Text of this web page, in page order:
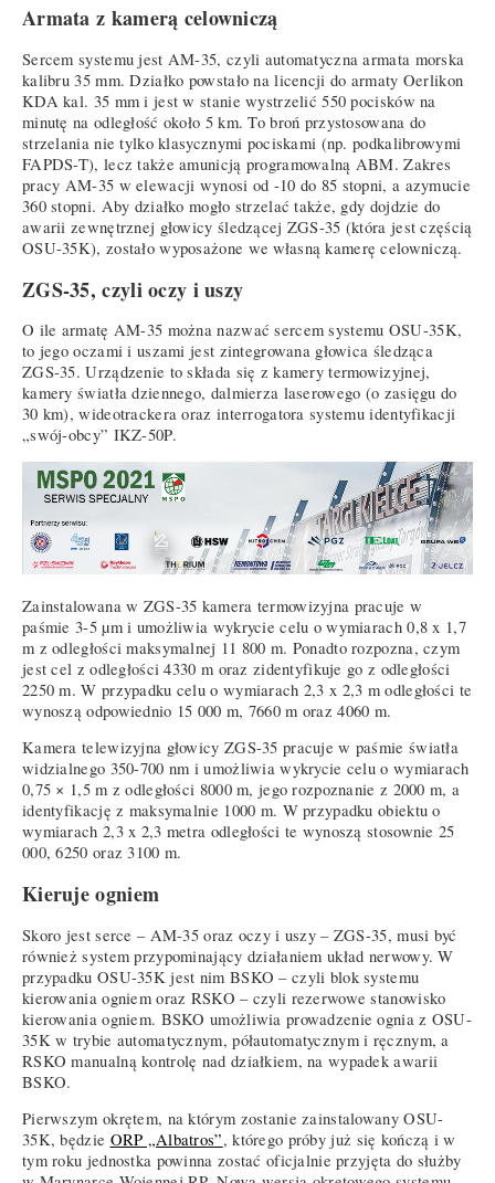
Armata z kamerą celowniczą
Sercem systemu jest AM-35, czyli automatyczna armata morska
kalibru 35 mm. Działko powstało na licencji do armaty Oerlikon
KDA kal. 35 mm i jest w stanie wystrzelić 550 pocisków na
minutę na odległość około 5 km. To broń przystosowana do
strzelania nie tylko klasycznymi pociskami (np. podkalibrowymi
FAPDS-T), lecz także amunicją programowalną ABM. Zakres
pracy AM-35 w elewacji wynosi od -10 do 85 stopni, a azymucie
360 stopni. Aby działko mogło strzelać także, gdy dojdzie do
awarii zewnętrznej głowicy śledzącej ZGS-35 (która jest częścią
OSU-35K), zostało wyposażone we własną kamerę celowniczą.
ZGS-35, czyli oczy i uszy
O ile armatę AM-35 można nazwać sercem systemu OSU-35K,
to jego oczami i uszami jest zintegrowana głowica śledząca
ZGS-35. Urządzenie to składa się z kamery termowizyjnej,
kamery światła dziennego, dalmierza laserowego (o zasięgu do
30 km), wideotrackera oraz interrogatora systemu identyfikacji
„swój-obcy” IKZ-50P.
Zainstalowana w ZGS-35 kamera termowizyjna pracuje w
paśmie 3-5 µm i umożliwia wykrycie celu o wymiarach 0,8 x 1,7
m z odległości maksymalnej 11 800 m. Ponadto rozpozna, czym
jest cel z odległości 4330 m oraz zidentyfikuje go z odległości
2250 m. W przypadku celu o wymiarach 2,3 x 2,3 m odległości te
wynoszą odpowiednio 15 000 m, 7660 m oraz 4060 m.
Kamera telewizyjna głowicy ZGS-35 pracuje w paśmie światła
widzialnego 350-700 nm i umożliwia wykrycie celu o wymiarach
0,75 × 1,5 m z odległości 8000 m, jego rozpoznanie z 2000 m, a
identyfikację z maksymalnie 1000 m. W przypadku obiektu o
wymiarach 2,3 x 2,3 metra odległości te wynoszą stosownie 25
000, 6250 oraz 3100 m.
Kieruje ogniem
Skoro jest serce – AM-35 oraz oczy i uszy – ZGS-35, musi być
również system przypominający działaniem układ nerwowy. W
przypadku OSU-35K jest nim BSKO – czyli blok systemu
kierowania ogniem oraz RSKO – czyli rezerwowe stanowisko
kierowania ogniem. BSKO umożliwia prowadzenie ognia z OSU-
35K w trybie automatycznym, półautomatycznym i ręcznym, a
RSKO manualną kontrolę nad działkiem, na wypadek awarii
BSKO.
Pierwszym okrętem, na którym zostanie zainstalowany OSU-
35K, będzie ORP „Albatros”, którego próby już się kończą i w
tym roku jednostka powinna zostać oficjalnie przyjęta do służby